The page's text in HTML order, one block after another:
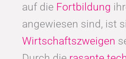
auf die Fortbildung
angewiesen sind, ist
Wirtschaftszweigen